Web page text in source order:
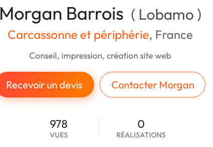
Morgan Barrois ( Lobamo )
Carcassonne et périphérie, France
Conseil, impression, création site web
Recevoir un devis Contacter Morgan
978
VUES
0
RÉALISATIONS